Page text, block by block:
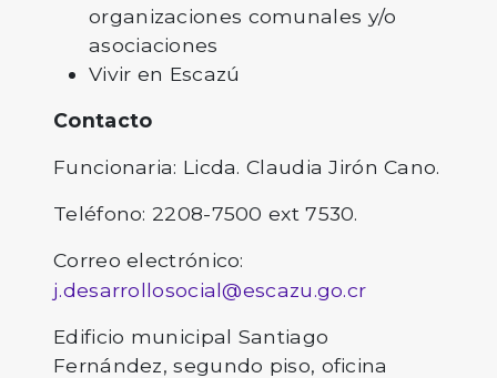
organizaciones comunales y/o
asociaciones
Vivir en Escazú
Contacto
Funcionaria: Licda. Claudia Jirón Cano.
Teléfono: 2208-7500 ext 7530.
Correo electrónico:
j.desarrollosocial@escazu.go.cr
Edificio municipal Santiago
Fernández, segundo piso, oficina